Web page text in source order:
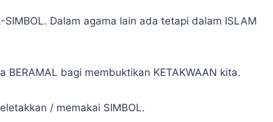
SIMBOL. Dalam agama lain ada tetapi dalam ISLAM
BERAMAL bagi membuktikan KETAKWAAN kita.
/ memakai SIMBOL.